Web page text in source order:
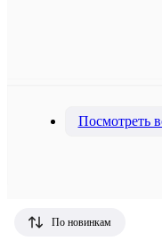
Посмотреть
По новинкам